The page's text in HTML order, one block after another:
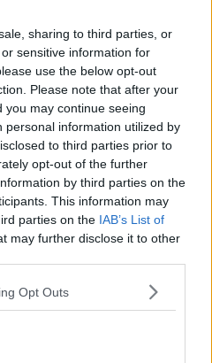
sharing to third parties, or
sensitive information for
use the below opt-out
Please note that after your
may continue seeing
personal information utilized by
to third parties prior to
opt-out of the further
by third parties on the
This information may
parties on the IAB’s List of
may further disclose it to other
Opt Outs
Archive 1j